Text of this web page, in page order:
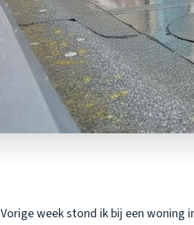
Vorige week stond ik bij een woning